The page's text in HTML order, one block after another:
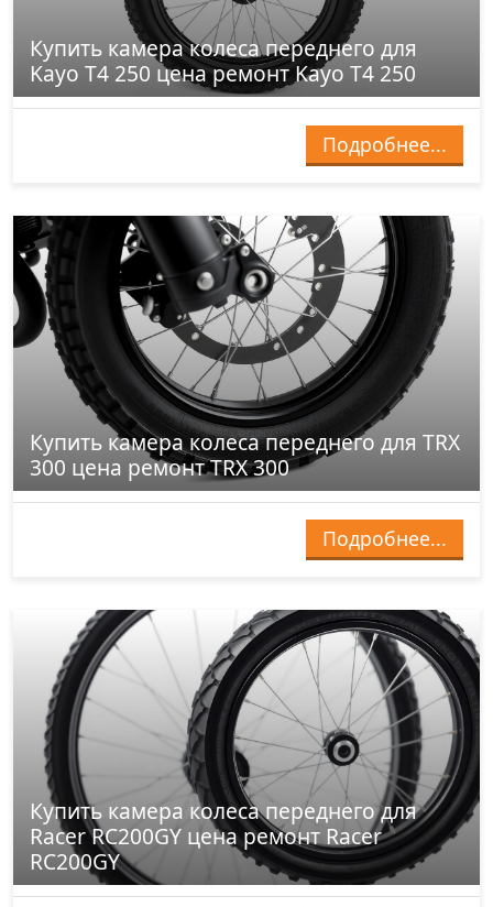
Купить камера колеса переднего для
Kayo T4 250 цена ремонт Kayo T4 250
Подробнее...
Купить камера колеса переднего для TRX
300 цена ремонт TRX 300
Подробнее...
Купить камера колеса переднего для
Racer RC200GY цена ремонт Racer
RC200GY